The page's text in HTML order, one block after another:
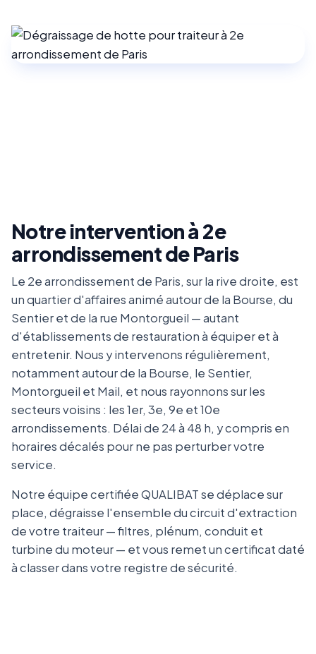
Notre intervention à 2e
arrondissement de Paris
Le 2e arrondissement de Paris, sur la rive droite, est
un quartier d'affaires animé autour de la Bourse, du
Sentier et de la rue Montorgueil — autant
d'établissements de restauration à équiper et à
entretenir. Nous y intervenons régulièrement,
notamment autour de la Bourse, le Sentier,
Montorgueil et Mail, et nous rayonnons sur les
secteurs voisins : les 1er, 3e, 9e et 10e
arrondissements. Délai de 24 à 48 h, y compris en
horaires décalés pour ne pas perturber votre
service.
Notre équipe certifiée QUALIBAT se déplace sur
place, dégraisse l'ensemble du circuit d'extraction
de votre traiteur — filtres, plénum, conduit et
turbine du moteur — et vous remet un certificat daté
à classer dans votre registre de sécurité.